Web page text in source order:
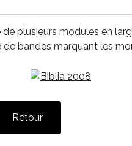
plusieurs modules en
bandes marquant les
Retour